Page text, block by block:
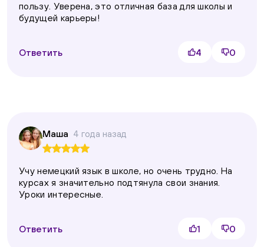
пользу. Уверена, это отличная база для школы и
будущей карьеры!
Ответить 4 0
Маша 4 года назад
Учу немецкий язык в школе, но очень трудно. На
курсах я значительно подтянула свои знания.
Уроки интересные.
Ответить 1 0